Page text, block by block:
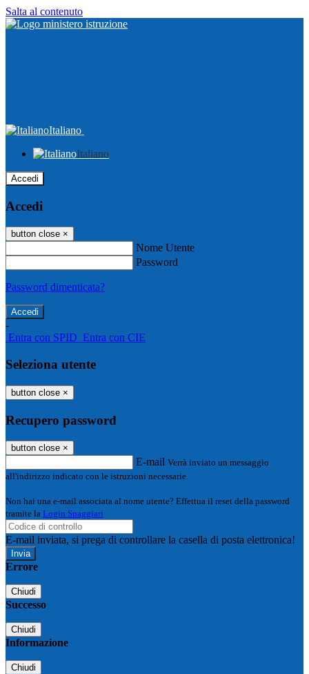
Salta al contenuto
Italiano
Italiano
Accedi
Accedi
button close ×
Nome Utente
Password
Password dimenticata?
-
Entra con SPID Entra con CIE
Seleziona utente
button close ×
Recupero password
button close ×
E-mail Verrà inviato un messaggio
all'indirizzo indicato con le istruzioni necessarie.
Non hai una e-mail associata al nome utente? Effettua il reset della password
tramite la Login Spaggiari
E-mail inviata, si prega di controllare la casella di posta elettronica!
Errore
Chiudi
Successo
Chiudi
Informazione
Chiudi